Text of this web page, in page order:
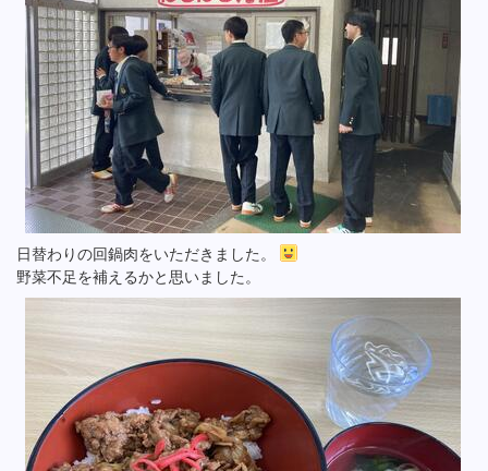
日替わりの回鍋肉をいただきました。
野菜不足を補えるかと思いました。